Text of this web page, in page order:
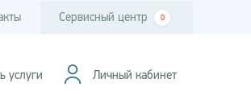
Сервисный центр 0
услуги Личный кабинет